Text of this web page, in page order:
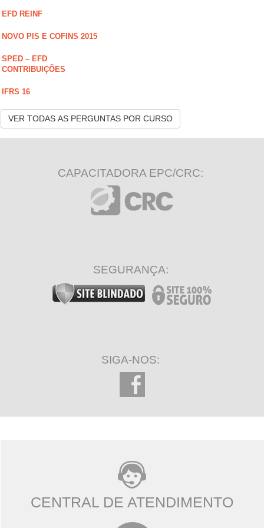
EFD REINF
NOVO PIS E COFINS 2015
SPED – EFD
CONTRIBUIÇÕES
IFRS 16
VER TODAS AS PERGUNTAS POR CURSO
CAPACITADORA EPC/CRC:
SEGURANÇA:
SIGA-NOS:
CENTRAL DE ATENDIMENTO